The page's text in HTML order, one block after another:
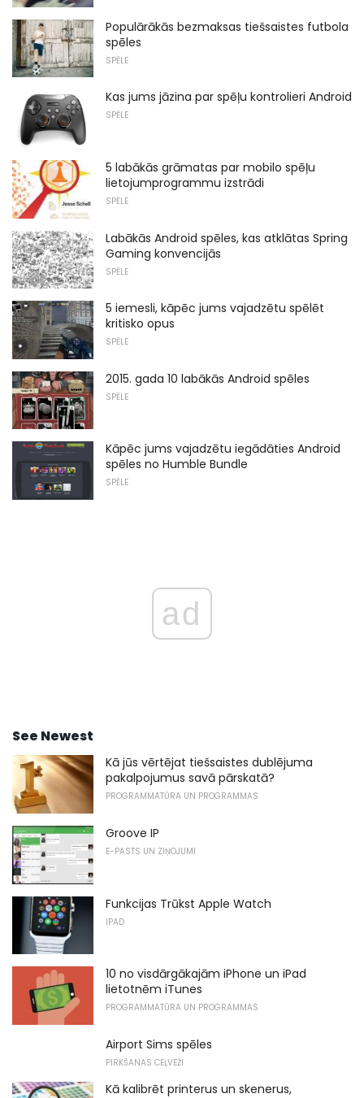
Populārākās bezmaksas tiešsaistes futbola
spēles
SPĒLE
Kas jums jāzina par spēļu kontrolieri Android
SPĒLE
5 labākās grāmatas par mobilo spēļu
lietojumprogrammu izstrādi
SPĒLE
Labākās Android spēles, kas atklātas Spring
Gaming konvencijās
SPĒLE
5 iemesli, kāpēc jums vajadzētu spēlēt
kritisko opus
SPĒLE
2015. gada 10 labākās Android spēles
SPĒLE
Kāpēc jums vajadzētu iegādāties Android
spēles no Humble Bundle
SPĒLE
ad
See Newest
Kā jūs vērtējat tiešsaistes dublējuma
pakalpojumus savā pārskatā?
PROGRAMMATŪRA UN PROGRAMMAS
Groove IP
E-PASTS UN ZIŅOJUMI
Funkcijas Trūkst Apple Watch
IPAD
10 no visdārgākajām iPhone un iPad
lietotnēm iTunes
PROGRAMMATŪRA UN PROGRAMMAS
Airport Sims spēles
PIRKŠANAS CEĻVEŽI
Kā kalibrēt printerus un skenerus,